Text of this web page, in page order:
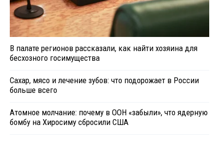
В палате регионов рассказали, как найти хозяина для
бесхозного госимущества
Сахар, мясо и лечение зубов: что подорожает в России
больше всего
Атомное молчание: почему в ООН «забыли», что ядерную
бомбу на Хиросиму сбросили США